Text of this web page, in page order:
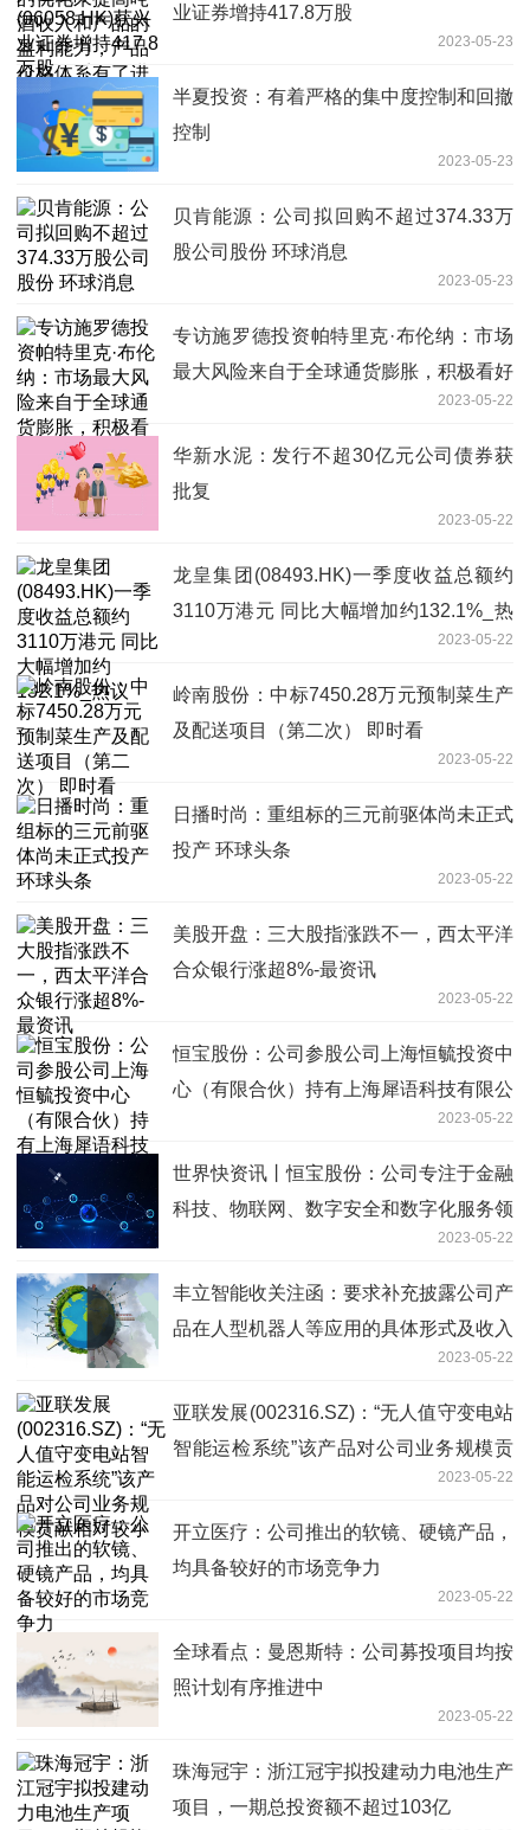
业证券增持417.8万股
2023-05-23
半夏投资：有着严格的集中度控制和回撤
控制
2023-05-23
贝肯能源：公司拟回购不超过374.33万
股公司股份 环球消息
2023-05-23
专访施罗德投资帕特里克·布伦纳：市场
最大风险来自于全球通货膨胀，积极看好
2023-05-22
华新水泥：发行不超30亿元公司债券获
批复
2023-05-22
龙皇集团(08493.HK)一季度收益总额约
3110万港元 同比大幅增加约132.1%_热
2023-05-22
岭南股份：中标7450.28万元预制菜生产
及配送项目（第二次） 即时看
2023-05-22
日播时尚：重组标的三元前驱体尚未正式
投产 环球头条
2023-05-22
美股开盘：三大股指涨跌不一，西太平洋
合众银行涨超8%-最资讯
2023-05-22
恒宝股份：公司参股公司上海恒毓投资中
心（有限合伙）持有上海犀语科技有限公
2023-05-22
世界快资讯丨恒宝股份：公司专注于金融
科技、物联网、数字安全和数字化服务领
2023-05-22
丰立智能收关注函：要求补充披露公司产
品在人型机器人等应用的具体形式及收入
2023-05-22
亚联发展(002316.SZ)：“无人值守变电站
智能运检系统”该产品对公司业务规模贡
2023-05-22
开立医疗：公司推出的软镜、硬镜产品，
均具备较好的市场竞争力
2023-05-22
全球看点：曼恩斯特：公司募投项目均按
照计划有序推进中
2023-05-22
珠海冠宇：浙江冠宇拟投建动力电池生产
项目，一期总投资额不超过103亿